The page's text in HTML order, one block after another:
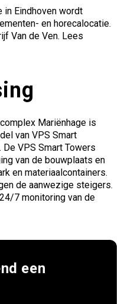
in Eindhoven wordt
en horecalocatie.
Van de Ven. Lees
Mariënhage is
van VPS Smart
VPS Smart Towers
van de bouwplaats en
en materiaalcontainers.
de aanwezige steigers.
7 monitoring van de
een